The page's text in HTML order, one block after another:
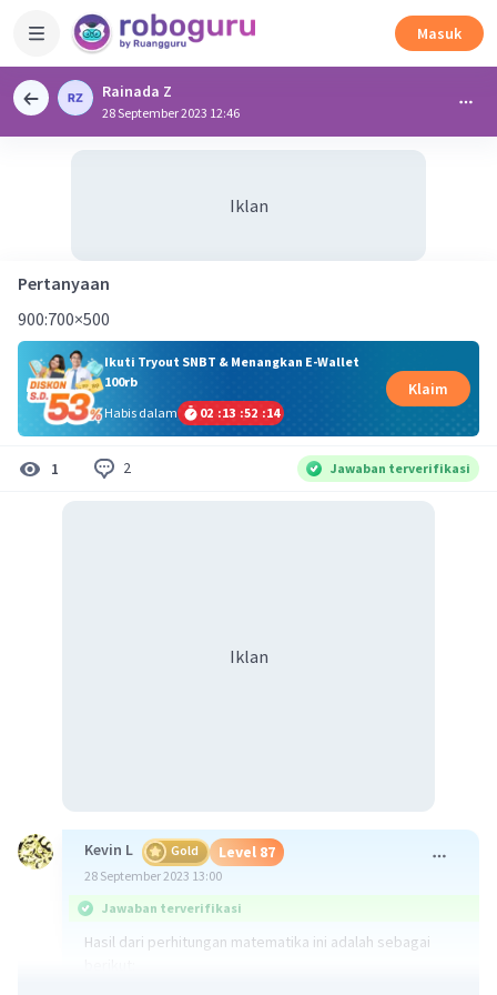
Masuk
Rainada Z
28 September 2023 12:46
Iklan
Pertanyaan
900:700×500
Ikuti Tryout SNBT & Menangkan E-Wallet
100rb
Habis dalam
02 :13 :52 :13
Klaim
1 2 Jawaban terverifikasi
Iklan
Kevin L Gold Level 87
28 September 2023 13:00
Jawaban terverifikasi
Hasil dari perhitungan matematika ini adalah sebagai